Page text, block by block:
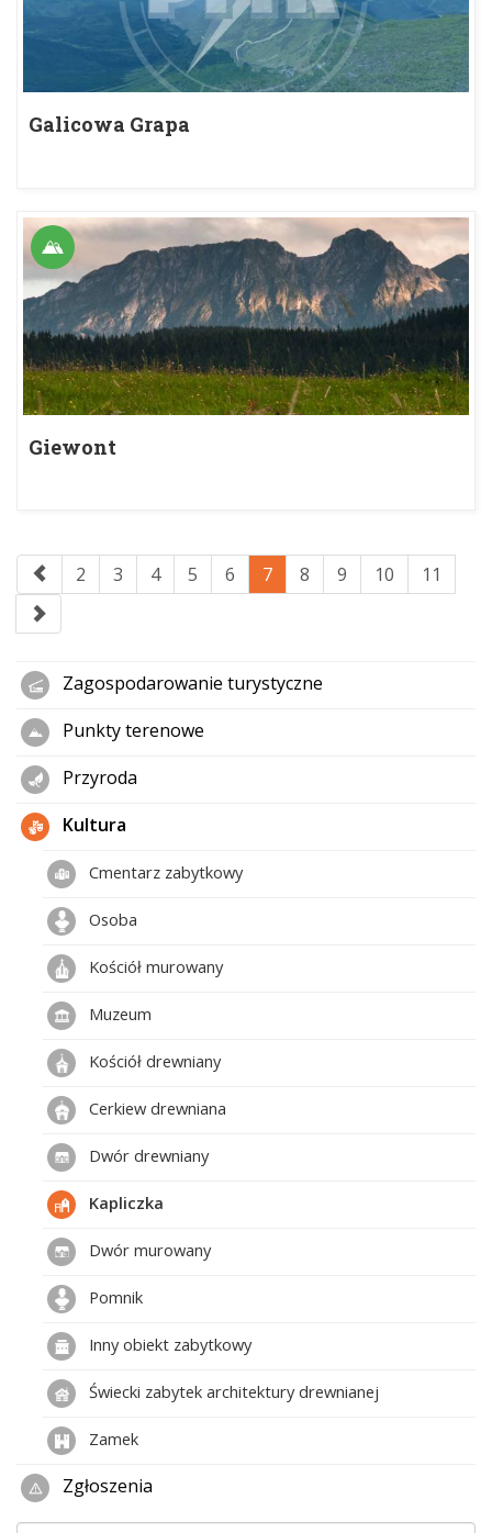
Galicowa Grapa
Giewont
2 3 4 5 6 7 8 9 10 11
Zagospodarowanie turystyczne
Punkty terenowe
Przyroda
Kultura
Cmentarz zabytkowy
Osoba
Kościół murowany
Muzeum
Kościół drewniany
Cerkiew drewniana
Dwór drewniany
Kapliczka
Dwór murowany
Pomnik
Inny obiekt zabytkowy
Świecki zabytek architektury drewnianej
Zamek
Zgłoszenia